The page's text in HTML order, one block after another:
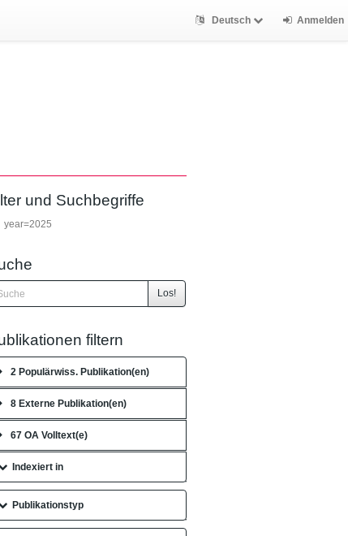
Deutsch Anmelden
und Suchbegriffe
year=2025
Los!
filtern
2 Populärwiss. Publikation(en)
8 Externe Publikation(en)
67 OA Volltext(e)
Indexiert in
Publikationstyp